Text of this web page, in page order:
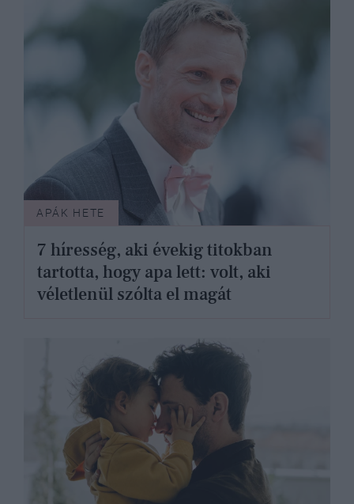
APÁK HETE
7 híresség, aki évekig titokban
tartotta, hogy apa lett: volt, aki
véletlenül szólta el magát